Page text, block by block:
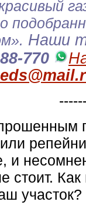
Наши
770
и
стоит.
участок?